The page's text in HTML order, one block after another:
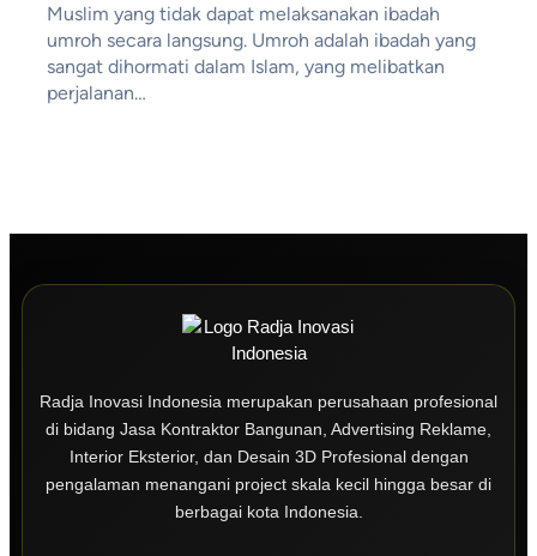
Muslim yang tidak dapat melaksanakan ibadah
umroh secara langsung. Umroh adalah ibadah yang
sangat dihormati dalam Islam, yang melibatkan
perjalanan…
Radja Inovasi Indonesia merupakan perusahaan profesional
di bidang Jasa Kontraktor Bangunan, Advertising Reklame,
Interior Eksterior, dan Desain 3D Profesional dengan
pengalaman menangani project skala kecil hingga besar di
berbagai kota Indonesia.